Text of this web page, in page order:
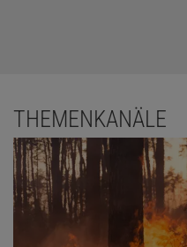
THEMENKANÄLE